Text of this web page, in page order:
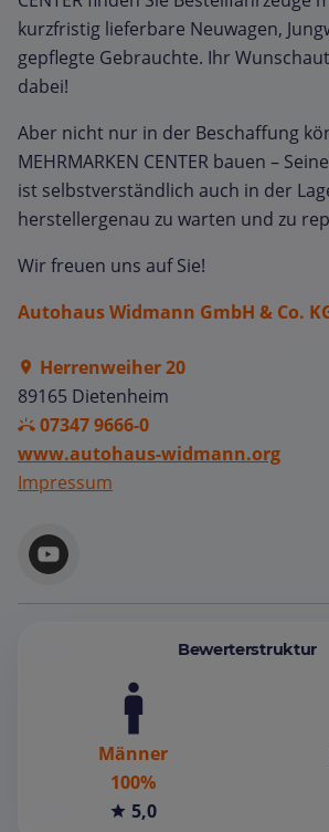
kurzfristig lieferbare Neuwagen,
gepflegte Gebrauchte. Ihr
dabei!
Aber nicht nur in der Beschaffung
MEHRMARKEN CENTER bauen –
ist selbstverständlich auch in der
herstellergenau zu warten und zu
Wir freuen uns auf Sie!
Autohaus Widmann GmbH & Co.
Herrenweiher 20
89165 Dietenheim
07347 9666-0
www.autohaus-widmann.org
Impressum
Bewerterstruktur
Männer
100%
5,0